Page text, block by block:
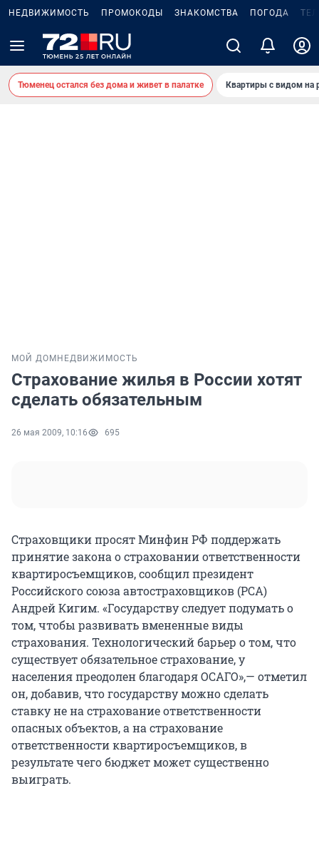
НЕДВИЖИМОСТЬ ПРОМОКОДЫ ЗНАКОМСТВА ПОГОДА
Тюменец остался без дома и живет в палатке Квартиры с видом на
МОЙ ДОМ НЕДВИЖИМОСТЬ
Страхование жилья в России хотят
сделать обязательным
26 мая 2009, 10:16 695
Страховщики просят Минфин РФ поддержать
принятие закона о страховании ответственности
квартиросъемщиков, сообщил президент
Российского союза автостраховщиков (РСА)
Андрей Кигим. «Государству следует подумать о
том, чтобы развивать вмененные виды
страхования. Технологический барьер о том, что
существует обязательное страхование, у
населения преодолен благодаря ОСАГО»,— отметил
он, добавив, что государству можно сделать
ставку не на страхование ответственности
опасных объектов, а на страхование
ответственности квартиросъемщиков, в
результате чего бюджет может существенно
выиграть.